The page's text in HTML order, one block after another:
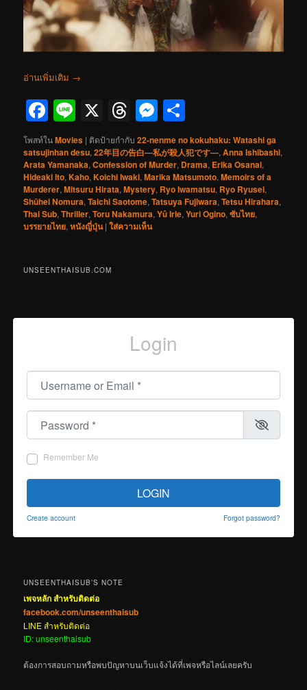
อ่านเพิ่มเติม →
Facebook
Line
X Threads
Messenger
โพสท์ในMovies | ติดป้ายกำกับ 22-nenme no kokuhaku: Watashi ga
satsujinhan desu,22年目の告白―私が殺人犯です―,Anna Ishibashi,
Arata Yamanaka,Confession of Murder, Drama, Erika Osanai,
Hideaki Ito,Kaho,Koichi Iwaki,Marika Matsumoto,Memoirs of a
Murderer,Mitsuru Hirata,Mystery, Ryo Iwamatsu, Ryo Ryusei,
Shūhei Nomura,Taichi Saotome,Tatsuya Fujiwara,Tetsu Hirahara,
Thai Sub,Thriller,Toru Nakamura,Yû Irie,Yuri Ogino,ซับไทย,
บรรยายไทย,หนังญี่ปุ่น |ใส่ความเห็น
UNSEENTHAISUB.COM
Login
Username or Email
Password
Remember Me
LOGIN
Create account Forgot password?
UNSEENTHAISUB’S NOTE
เพจหลัก สำหรับติดต่อ
facebook.com/unseenthaisub
LINE สำหรับติดต่อ
ID: unseenthaisub
ต้องการสอบถามหรือพบปัญหาบนเว็บแจ้งได้ที่เพจหรือไลน์เลยครับ